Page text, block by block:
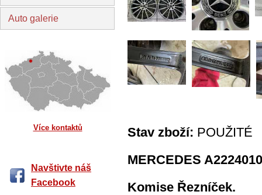
Auto galerie
Více kontaktů
Navštivte náš
Facebook
Stav zboží: POUŽITÉ
MERCEDES
Komise Řezníček.